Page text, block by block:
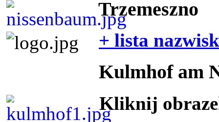
Trzemeszno
+ lista nazwisk
Kulmhof am
Kliknij